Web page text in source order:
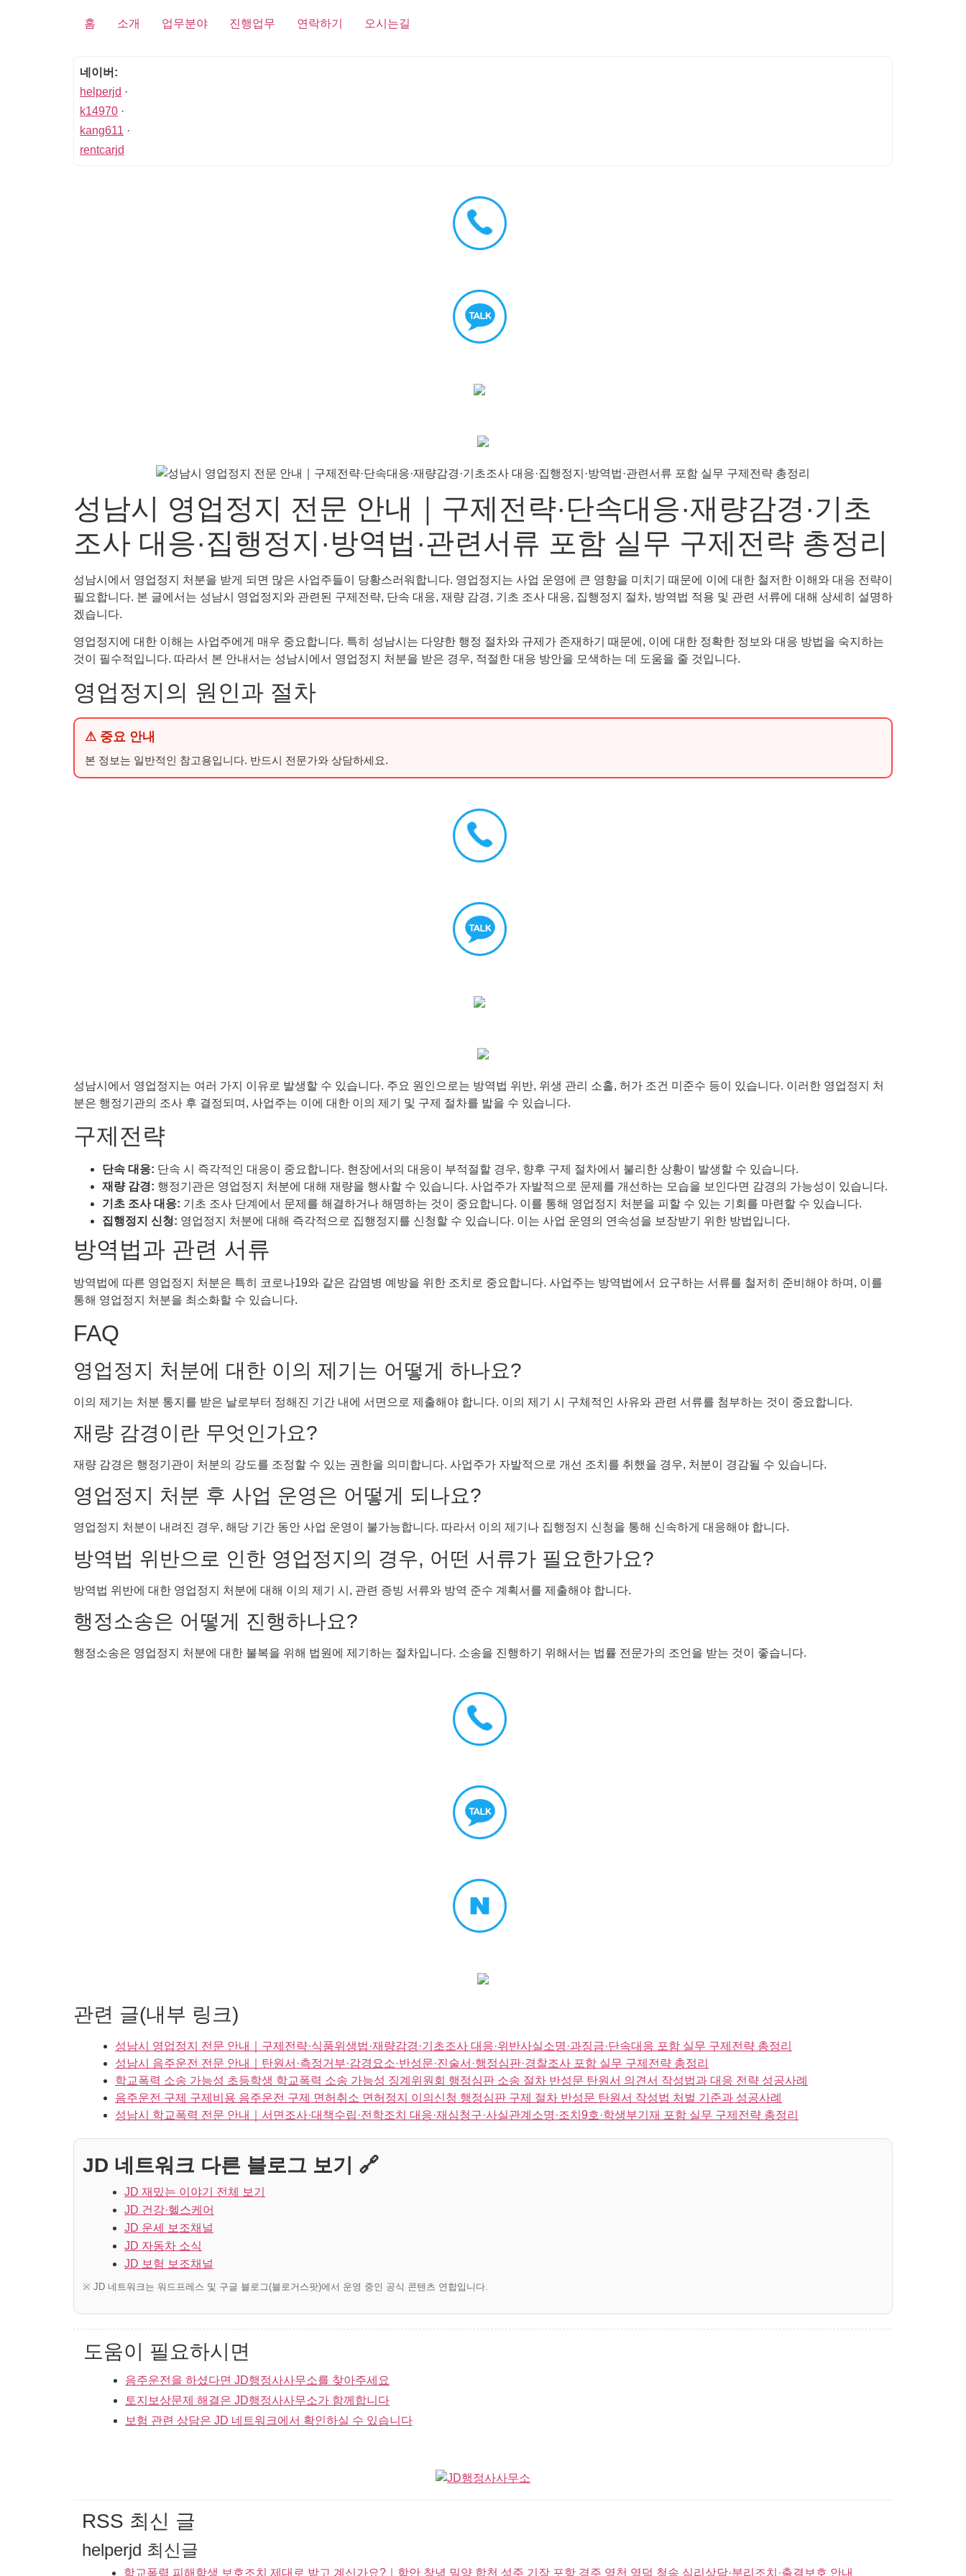
홈 소개 업무분야 진행업무 연락하기 오시는길
네이버:
helperjd ·
k14970 ·
kang611 ·
rentcarjd
성남시 영업정지 전문 안내｜구제전략·단속대응·재량감경·기초
조사 대응·집행정지·방역법·관련서류 포함 실무 구제전략 총정리
성남시에서 영업정지 처분을 받게 되면 많은 사업주들이 당황스러워합니다. 영업정지는 사업 운영에 큰 영향을 미치기 때문에 이에 대한 철저한 이해와 대응 전략이
필요합니다. 본 글에서는 성남시 영업정지와 관련된 구제전략, 단속 대응, 재량 감경, 기초 조사 대응, 집행정지 절차, 방역법 적용 및 관련 서류에 대해 상세히 설명하
겠습니다.
영업정지에 대한 이해는 사업주에게 매우 중요합니다. 특히 성남시는 다양한 행정 절차와 규제가 존재하기 때문에, 이에 대한 정확한 정보와 대응 방법을 숙지하는
것이 필수적입니다. 따라서 본 안내서는 성남시에서 영업정지 처분을 받은 경우, 적절한 대응 방안을 모색하는 데 도움을 줄 것입니다.
영업정지의 원인과 절차
⚠ 중요 안내
본 정보는 일반적인 참고용입니다. 반드시 전문가와 상담하세요.
성남시에서 영업정지는 여러 가지 이유로 발생할 수 있습니다. 주요 원인으로는 방역법 위반, 위생 관리 소홀, 허가 조건 미준수 등이 있습니다. 이러한 영업정지 처
분은 행정기관의 조사 후 결정되며, 사업주는 이에 대한 이의 제기 및 구제 절차를 밟을 수 있습니다.
구제전략
단속 대응: 단속 시 즉각적인 대응이 중요합니다. 현장에서의 대응이 부적절할 경우, 향후 구제 절차에서 불리한 상황이 발생할 수 있습니다.
재량 감경: 행정기관은 영업정지 처분에 대해 재량을 행사할 수 있습니다. 사업주가 자발적으로 문제를 개선하는 모습을 보인다면 감경의 가능성이 있습니다.
기초 조사 대응: 기초 조사 단계에서 문제를 해결하거나 해명하는 것이 중요합니다. 이를 통해 영업정지 처분을 피할 수 있는 기회를 마련할 수 있습니다.
집행정지 신청: 영업정지 처분에 대해 즉각적으로 집행정지를 신청할 수 있습니다. 이는 사업 운영의 연속성을 보장받기 위한 방법입니다.
방역법과 관련 서류
방역법에 따른 영업정지 처분은 특히 코로나19와 같은 감염병 예방을 위한 조치로 중요합니다. 사업주는 방역법에서 요구하는 서류를 철저히 준비해야 하며, 이를
통해 영업정지 처분을 최소화할 수 있습니다.
FAQ
영업정지 처분에 대한 이의 제기는 어떻게 하나요?
이의 제기는 처분 통지를 받은 날로부터 정해진 기간 내에 서면으로 제출해야 합니다. 이의 제기 시 구체적인 사유와 관련 서류를 첨부하는 것이 중요합니다.
재량 감경이란 무엇인가요?
재량 감경은 행정기관이 처분의 강도를 조정할 수 있는 권한을 의미합니다. 사업주가 자발적으로 개선 조치를 취했을 경우, 처분이 경감될 수 있습니다.
영업정지 처분 후 사업 운영은 어떻게 되나요?
영업정지 처분이 내려진 경우, 해당 기간 동안 사업 운영이 불가능합니다. 따라서 이의 제기나 집행정지 신청을 통해 신속하게 대응해야 합니다.
방역법 위반으로 인한 영업정지의 경우, 어떤 서류가 필요한가요?
방역법 위반에 대한 영업정지 처분에 대해 이의 제기 시, 관련 증빙 서류와 방역 준수 계획서를 제출해야 합니다.
행정소송은 어떻게 진행하나요?
행정소송은 영업정지 처분에 대한 불복을 위해 법원에 제기하는 절차입니다. 소송을 진행하기 위해서는 법률 전문가의 조언을 받는 것이 좋습니다.
관련 글(내부 링크)
성남시 영업정지 전문 안내｜구제전략·식품위생법·재량감경·기초조사 대응·위반사실소명·과징금·단속대응 포함 실무 구제전략 총정리
성남시 음주운전 전문 안내｜탄원서·측정거부·감경요소·반성문·진술서·행정심판·경찰조사 포함 실무 구제전략 총정리
학교폭력 소송 가능성 초등학생 학교폭력 소송 가능성 징계위원회 행정심판 소송 절차 반성문 탄원서 의견서 작성법과 대응 전략 성공사례
음주운전 구제 구제비용 음주운전 구제 면허취소 면허정지 이의신청 행정심판 구제 절차 반성문 탄원서 작성법 처벌 기준과 성공사례
성남시 학교폭력 전문 안내｜서면조사·대책수립·전학조치 대응·재심청구·사실관계소명·조치9호·학생부기재 포함 실무 구제전략 총정리
JD 네트워크 다른 블로그 보기 🔗
JD 재밌는 이야기 전체 보기
JD 건강·헬스케어
JD 운세 보조채널
JD 자동차 소식
JD 보험 보조채널
※ JD 네트워크는 워드프레스 및 구글 블로그(블로거스팟)에서 운영 중인 공식 콘텐츠 연합입니다.
도움이 필요하시면
음주운전을 하셨다면 JD행정사사무소를 찾아주세요
토지보상문제 해결은 JD행정사사무소가 함께합니다
보험 관련 상담은 JD 네트워크에서 확인하실 수 있습니다
RSS 최신 글
helperjd 최신글
학교폭력 피해학생 보호조치 제대로 받고 계신가요?｜함안 창녕 밀양 합천 성주 기장 포항 경주 영천 영덕 청송 심리상담·분리조치·출결보호 안내